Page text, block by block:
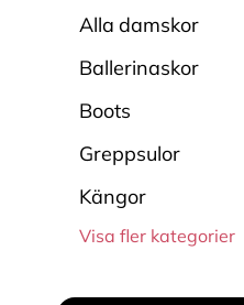
Alla damskor
Ballerinaskor
Boots
Greppsulor
Kängor
Visa fler kategorier